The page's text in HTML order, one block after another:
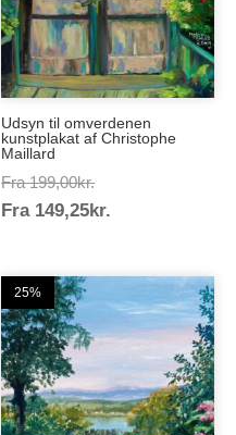
Udsyn til omverdenen
kunstplakat af Christophe
Maillard
Fra 199,00kr.Prisinterval:
199,00kr.
Fra 149,25kr.
25%